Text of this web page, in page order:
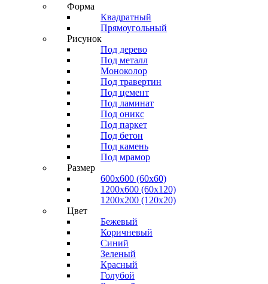
Форма
Квадратный
Прямоугольный
Рисунок
Под дерево
Под металл
Моноколор
Под травертин
Под цемент
Под ламинат
Под оникс
Под паркет
Под бетон
Под камень
Под мрамор
Размер
600х600 (60х60)
1200х600 (60х120)
1200х200 (120x20)
Цвет
Бежевый
Коричневый
Синий
Зеленый
Красный
Голубой